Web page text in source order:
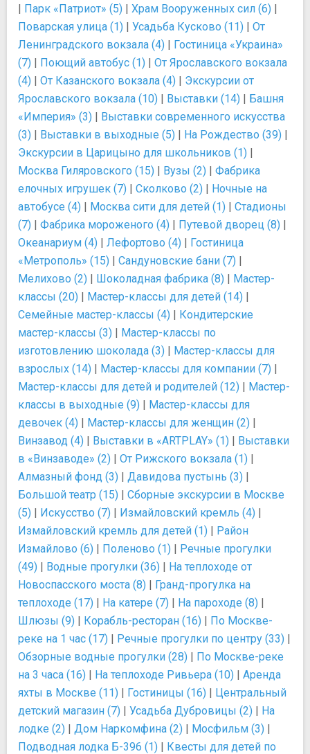
| Парк «Патриот» (5) | Храм Вооруженных сил (6) |
Поварская улица (1) | Усадьба Кусково (11) | От
Ленинградского вокзала (4) | Гостиница «Украина»
(7) | Поющий автобус (1) | От Ярославского вокзала
(4) | От Казанского вокзала (4) | Экскурсии от
Ярославского вокзала (10) | Выставки (14) | Башня
«Империя» (3) | Выставки современного искусства
(3) | Выставки в выходные (5) | На Рождество (39) |
Экскурсии в Царицыно для школьников (1) |
Москва Гиляровского (15) | Вузы (2) | Фабрика
елочных игрушек (7) | Сколково (2) | Ночные на
автобусе (4) | Москва сити для детей (1) | Стадионы
(7) | Фабрика мороженого (4) | Путевой дворец (8) |
Океанариум (4) | Лефортово (4) | Гостиница
«Метрополь» (15) | Сандуновские бани (7) |
Мелихово (2) | Шоколадная фабрика (8) | Мастер-
классы (20) | Мастер-классы для детей (14) |
Семейные мастер-классы (4) | Кондитерские
мастер-классы (3) | Мастер-классы по
изготовлению шоколада (3) | Мастер-классы для
взрослых (14) | Мастер-классы для компании (7) |
Мастер-классы для детей и родителей (12) | Мастер-
классы в выходные (9) | Мастер-классы для
девочек (4) | Мастер-классы для женщин (2) |
Винзавод (4) | Выставки в «ARTPLAY» (1) | Выставки
в «Винзаводе» (2) | От Рижского вокзала (1) |
Алмазный фонд (3) | Давидова пустынь (3) |
Большой театр (15) | Сборные экскурсии в Москве
(5) | Искусство (7) | Измайловский кремль (4) |
Измайловский кремль для детей (1) | Район
Измайлово (6) | Поленово (1) | Речные прогулки
(49) | Водные прогулки (36) | На теплоходе от
Новоспасского моста (8) | Гранд-прогулка на
теплоходе (17) | На катере (7) | На пароходе (8) |
Шлюзы (9) | Корабль-ресторан (16) | По Москве-
реке на 1 час (17) | Речные прогулки по центру (33) |
Обзорные водные прогулки (28) | По Москве-реке
на 3 часа (16) | На теплоходе Ривьера (10) | Аренда
яхты в Москве (11) | Гостиницы (16) | Центральный
детский магазин (7) | Усадьба Дубровицы (2) | На
лодке (2) | Дом Наркомфина (2) | Мосфильм (3) |
Подводная лодка Б-396 (1) | Квесты для детей по